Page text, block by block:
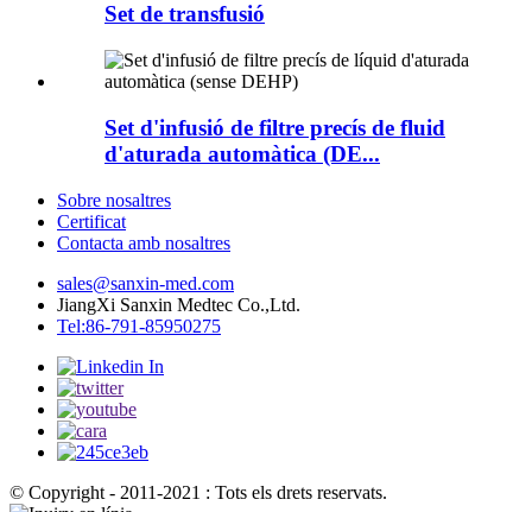
Set de transfusió
Set d'infusió de filtre precís de fluid
d'aturada automàtica (DE...
Sobre nosaltres
Certificat
Contacta amb nosaltres
sales@sanxin-med.com
JiangXi Sanxin Medtec Co.,Ltd.
Tel:86-791-85950275
© Copyright - 2011-2021 : Tots els drets reservats.